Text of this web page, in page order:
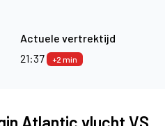
Actuele vertrektijd
21:37
+2 min